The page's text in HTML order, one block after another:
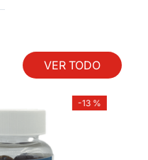
VER TODO
-13 %